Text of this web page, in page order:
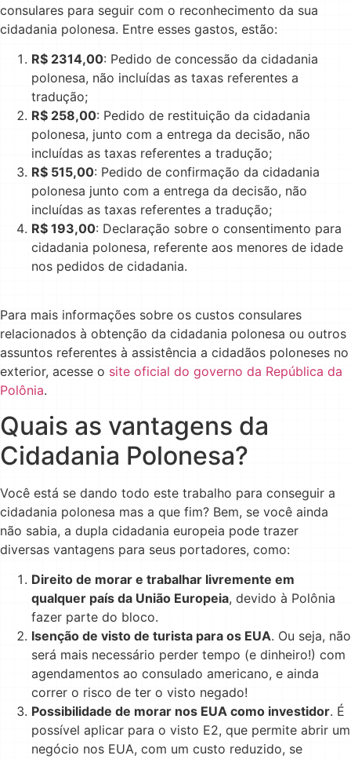
consulares para seguir com o reconhecimento da sua
cidadania polonesa. Entre esses gastos, estão:
R$ 2314,00: Pedido de concessão da cidadania
polonesa, não incluídas as taxas referentes a
tradução;
R$ 258,00: Pedido de restituição da cidadania
polonesa, junto com a entrega da decisão, não
incluídas as taxas referentes a tradução;
R$ 515,00: Pedido de confirmação da cidadania
polonesa junto com a entrega da decisão, não
incluídas as taxas referentes a tradução;
R$ 193,00: Declaração sobre o consentimento para
cidadania polonesa, referente aos menores de idade
nos pedidos de cidadania.
Para mais informações sobre os custos consulares
relacionados à obtenção da cidadania polonesa ou outros
assuntos referentes à assistência a cidadãos poloneses no
exterior, acesse o site oficial do governo da República da
Polônia.
Quais as vantagens da
Cidadania Polonesa?
Você está se dando todo este trabalho para conseguir a
cidadania polonesa mas a que fim? Bem, se você ainda
não sabia, a dupla cidadania europeia pode trazer
diversas vantagens para seus portadores, como:
Direito de morar e trabalhar livremente em
qualquer país da União Europeia, devido à Polônia
fazer parte do bloco.
Isenção de visto de turista para os EUA. Ou seja, não
será mais necessário perder tempo (e dinheiro!) com
agendamentos ao consulado americano, e ainda
correr o risco de ter o visto negado!
Possibilidade de morar nos EUA como investidor. É
possível aplicar para o visto E2, que permite abrir um
negócio nos EUA, com um custo reduzido, se